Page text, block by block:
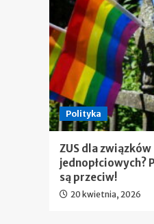
Polityka
ZUS dla związków
jednopłciowych?
są przeciw!
20 kwietnia, 2026